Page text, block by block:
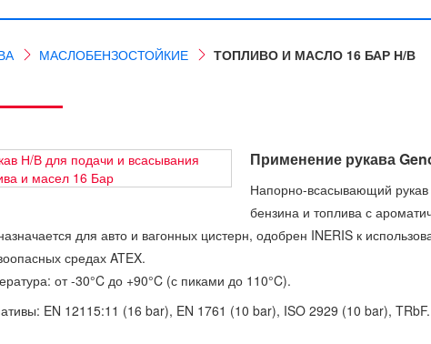
МАСЛОБЕНЗОСТОЙКИЕ ТОПЛИВО И МАСЛО 16 БАР Н/В
Применение рукава
Напорно-всасывающий рукав
бензина и топлива с
для авто и вагонных цистерн, одобрен INERIS к
средах ATEX.
от -30°C до +90°C (с пиками до 110°C).
EN 12115:11 (16 bar), EN 1761 (10 bar), ISO 2929 (10 bar), TRbF.